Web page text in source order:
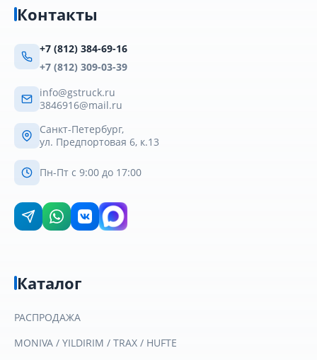
Контакты
+7 (812) 384-69-16
+7 (812) 309-03-39
info@gstruck.ru
3846916@mail.ru
Санкт-Петербург,
ул. Предпортовая 6, к.13
Пн-Пт с 9:00 до 17:00
Каталог
РАСПРОДАЖА
MONIVA / YILDIRIM / TRAX / HUFTE